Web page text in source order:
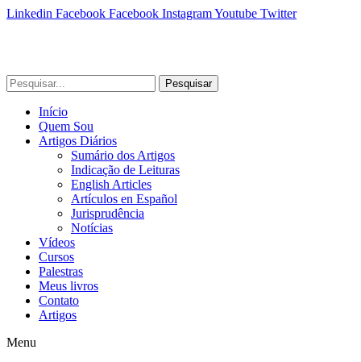
Linkedin Facebook Facebook InstagramYoutube Twitter
Pesquisar
Início
Quem Sou
Artigos Diários
Sumário dos Artigos
Indicação de Leituras
English Articles
Artículos en Español
Jurisprudência
Notícias
Vídeos
Cursos
Palestras
Meus livros
Contato
Artigos
Menu